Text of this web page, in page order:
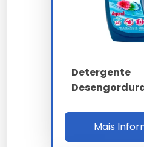
graxas, os ácidos são
Os desincrustantes
oferecendo resultados
Perguntas
Detergente
Mais